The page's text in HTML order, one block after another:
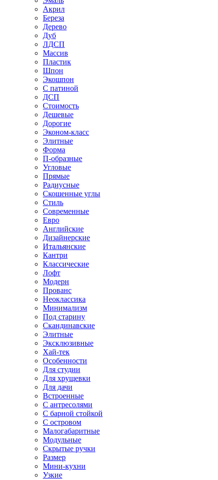
Акрил
Береза
Дерево
Дуб
ЛДСП
Массив
Пластик
Шпон
Экошпон
С патиной
ДСП
Стоимость
Дешевые
Дорогие
Эконом-класс
Элитные
Форма
П-образные
Угловые
Прямые
Радиусные
Скошенные углы
Стиль
Современные
Евро
Английские
Дизайнерские
Итальянские
Кантри
Классические
Лофт
Модерн
Прованс
Неоклассика
Минимализм
Под старину
Скандинавские
Элитные
Эксклюзивные
Хай-тек
Особенности
Для студии
Для хрущевки
Для дачи
Встроенные
С антресолями
С барной стойкой
С островом
Малогабаритные
Модульные
Скрытые ручки
Размер
Мини-кухни
Узкие